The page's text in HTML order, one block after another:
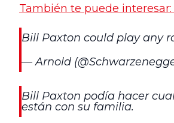
También te puede
Bill Paxton could play any
— Arnold
Bill Paxton podía hacer
están con su familia.